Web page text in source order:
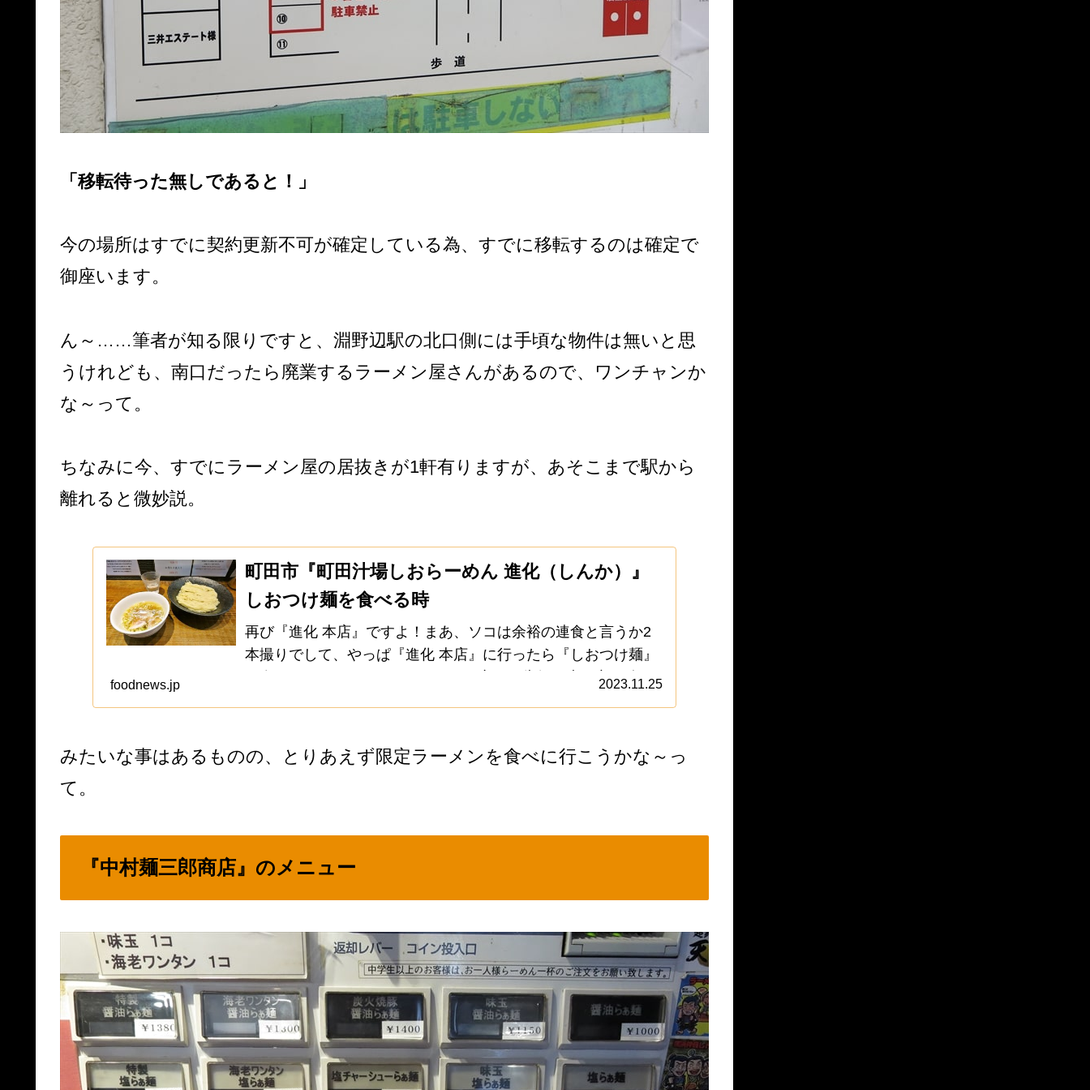
「移転待った無しであると！」
今の場所はすでに契約更新不可が確定している為、すでに移転するのは確定で
御座います。
ん～……筆者が知る限りですと、淵野辺駅の北口側には手頃な物件は無いと思
うけれども、南口だったら廃業するラーメン屋さんがあるので、ワンチャンか
な～って。
ちなみに今、すでにラーメン屋の居抜きが1軒有りますが、あそこまで駅から
離れると微妙説。
町田市『町田汁場しおらーめん 進化（しんか）』
しおつけ麺を食べる時
再び『進化 本店』ですよ！まあ、ソコは余裕の連食と言うか2
本撮りでして、やっぱ『進化 本店』に行ったら『しおつけ麺』
も食べるよね～そして！どちらかと言うと告知要素の方が強い
foodnews.jp 2023.11.25
みたいな事はあるものの、とりあえず限定ラーメンを食べに行こうかな～っ
て。
『中村麺三郎商店』のメニュー